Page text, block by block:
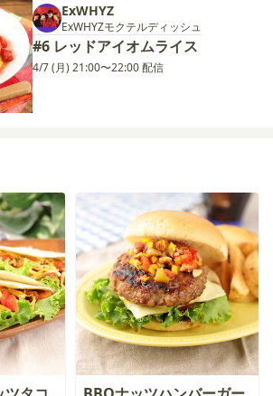
ExWHYZ
ExWHYZモクテルディッシュ
#6 レッドアイオムライス
4/7 (月) 21:00〜22:00 配信